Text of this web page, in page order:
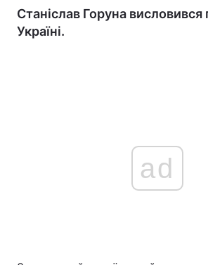
Станіслав Горуна висловився
Україні.
ad